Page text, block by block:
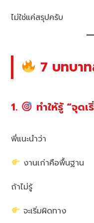
ไม่ใช่แค่สรุปครับ
7 บทบา
1. ทำให้รู้ “จุด
พี่แนะนำว่า
งานเก่าคือพื้นฐาน
ถ้าไม่รู้
จะเริ่มผิดทาง